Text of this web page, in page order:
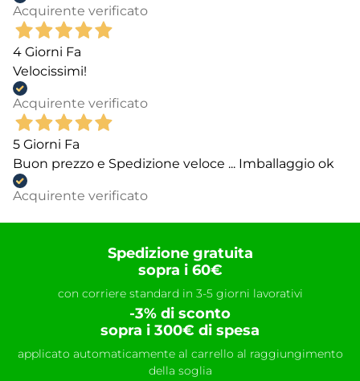
Acquirente verificato
4 Giorni Fa
Velocissimi!
Acquirente verificato
5 Giorni Fa
Buon prezzo e Spedizione veloce ... Imballaggio ok
Acquirente verificato
Spedizione gratuita
sopra i 60€
con corriere standard in 3-5 giorni lavorativi
-3% di sconto
sopra i 300€ di spesa
applicato automaticamente al carrello al raggiungimento
della soglia